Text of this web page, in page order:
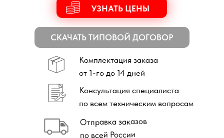
Комплектация заказа
от 1-го до 14 дней
по всем техническим вопросам
по всей России